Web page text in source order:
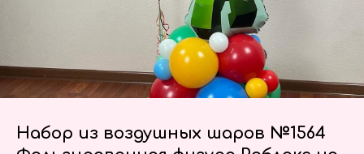
Набор из воздушных шаров №1564